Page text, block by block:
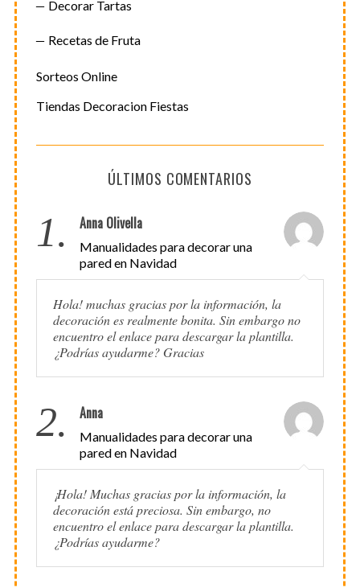
Decorar Tartas
Recetas de Fruta
Sorteos Online
Tiendas Decoracion Fiestas
ÚLTIMOS COMENTARIOS
1. Anna Olivella
Manualidades para decorar una
pared en Navidad
Hola! muchas gracias por la información, la
decoración es realmente bonita. Sin embargo no
encuentro el enlace para descargar la plantilla.
¿Podrías ayudarme? Gracias
2. Anna
Manualidades para decorar una
pared en Navidad
¡Hola! Muchas gracias por la información, la
decoración está preciosa. Sin embargo, no
encuentro el enlace para descargar la plantilla.
¿Podrías ayudarme?